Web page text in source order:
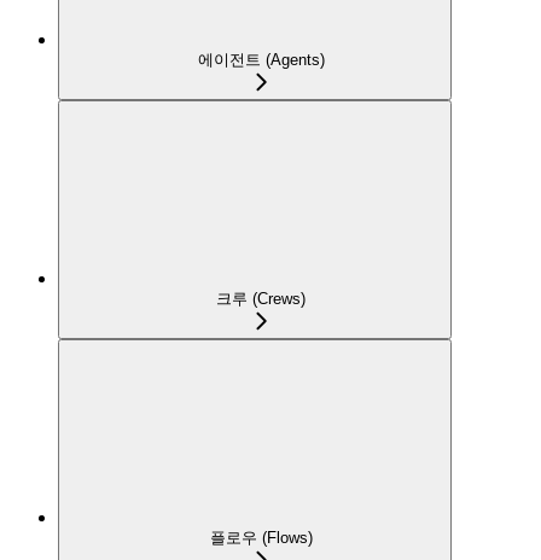
에이전트 (Agents)
크루 (Crews)
플로우 (Flows)